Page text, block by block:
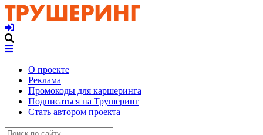
О проекте
Реклама
Промокоды для каршеринга
Подписаться на Трушеринг
Стать автором проекта